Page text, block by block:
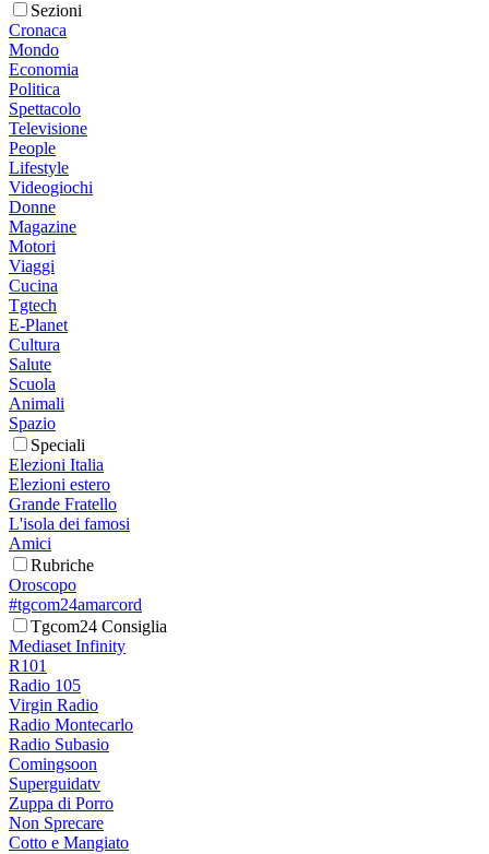
Sezioni
Cronaca
Mondo
Economia
Politica
Spettacolo
Televisione
People
Lifestyle
Videogiochi
Donne
Magazine
Motori
Viaggi
Cucina
Tgtech
E-Planet
Cultura
Salute
Scuola
Animali
Spazio
Speciali
Elezioni Italia
Elezioni estero
Grande Fratello
L'isola dei famosi
Amici
Rubriche
Oroscopo
#tgcom24amarcord
Tgcom24 Consiglia
Mediaset Infinity
R101
Radio 105
Virgin Radio
Radio Montecarlo
Radio Subasio
Comingsoon
Superguidatv
Zuppa di Porro
Non Sprecare
Cotto e Mangiato